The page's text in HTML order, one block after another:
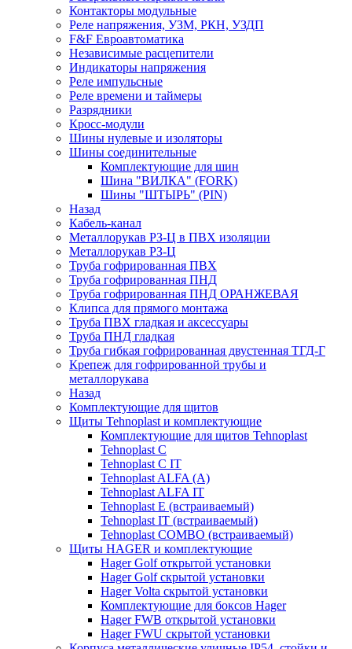
Контакторы модульные
Реле напряжения, УЗМ, РКН, УЗДП
F&F Евроавтоматика
Независимые расцепители
Индикаторы напряжения
Реле импульсные
Реле времени и таймеры
Разрядники
Кросс-модули
Шины нулевые и изоляторы
Шины соединительные
Комплектующие для шин
Шина "ВИЛКА" (FORK)
Шины "ШТЫРЬ" (PIN)
Назад
Кабель-канал
Металлорукав РЗ-Ц в ПВХ изоляции
Металлорукав РЗ-Ц
Труба гофрированная ПВХ
Труба гофрированная ПНД
Труба гофрированная ПНД ОРАНЖЕВАЯ
Клипса для прямого монтажа
Труба ПВХ гладкая и аксессуары
Труба ПНД гладкая
Труба гибкая гофрированная двустенная ТГД-Г
Крепеж для гофрированной трубы и
металлорукава
Назад
Комплектующие для щитов
Щиты Tehnoplast и комплектующие
Комплектующие для щитов Tehnoplast
Tehnoplast C
Tehnoplast C IT
Tehnoplast ALFA (А)
Tehnoplast ALFA IT
Tehnoplast E (встраиваемый)
Tehnoplast IT (встраиваемый)
Tehnoplast COMBO (встраиваемый)
Щиты HAGER и комплектующие
Hager Golf открытой установки
Hager Golf скрытой установки
Hager Volta скрытой установки
Комплектующие для боксов Hager
Hager FWB открытой установки
Hager FWU скрытой установки